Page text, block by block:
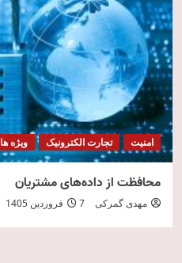
امنیت تجارت الکترونیک ویژه ها
محافظت از داده‌های مشتریان
مهدی گمرکی 7 فروردین 1405